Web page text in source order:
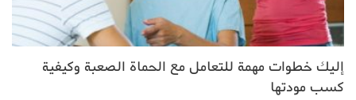
إليك خطوات مهمة للتعامل مع الحماة الصعبة وكيفية
كسب مودتها